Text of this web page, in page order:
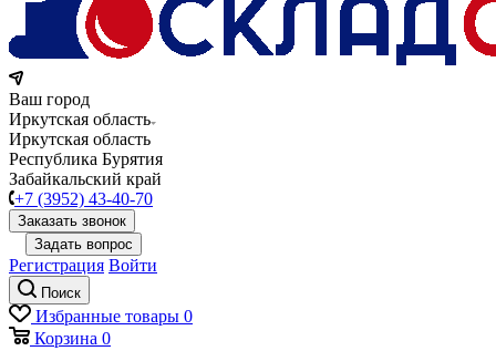
Ваш город
Иркутская область
Иркутская область
Республика Бурятия
Забайкальский край
+7 (3952) 43-40-70
Заказать звонок
Задать вопрос
Регистрация Войти
Поиск
Избранные товары 0
Корзина 0